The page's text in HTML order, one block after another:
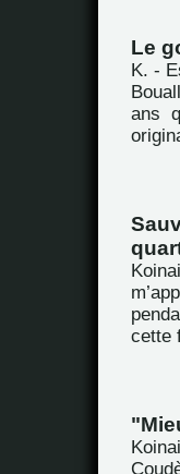
Le
K. -
ans
cette